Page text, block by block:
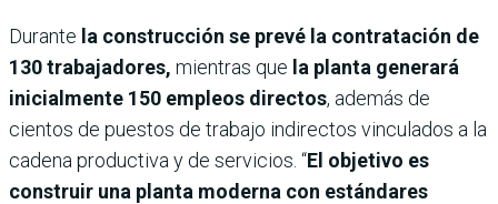
Durante la construcción se prevé la contratación de
130 trabajadores, mientras que la planta generará
inicialmente 150 empleos directos, además de
cientos de puestos de trabajo indirectos vinculados a la
cadena productiva y de servicios. “El objetivo es
construir una planta moderna con estándares